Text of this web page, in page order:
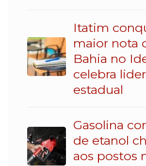
Itatim
maior nota
Bahia no
celebra
estadual
Gasolina
de etanol
aos postos